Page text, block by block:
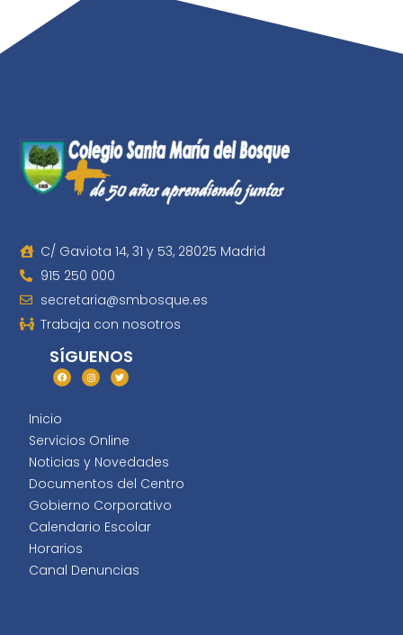
C/ Gaviota 14, 31 y 53, 28025 Madrid
915 250 000
secretaria@smbosque.es
Trabaja con nosotros
Inicio
Servicios Online
Noticias y Novedades
Documentos del Centro
Gobierno Corporativo
Calendario Escolar
Horarios
Canal Denuncias
SÍGUENOS